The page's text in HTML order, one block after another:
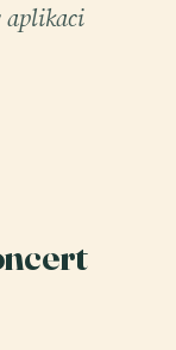
aplikaci